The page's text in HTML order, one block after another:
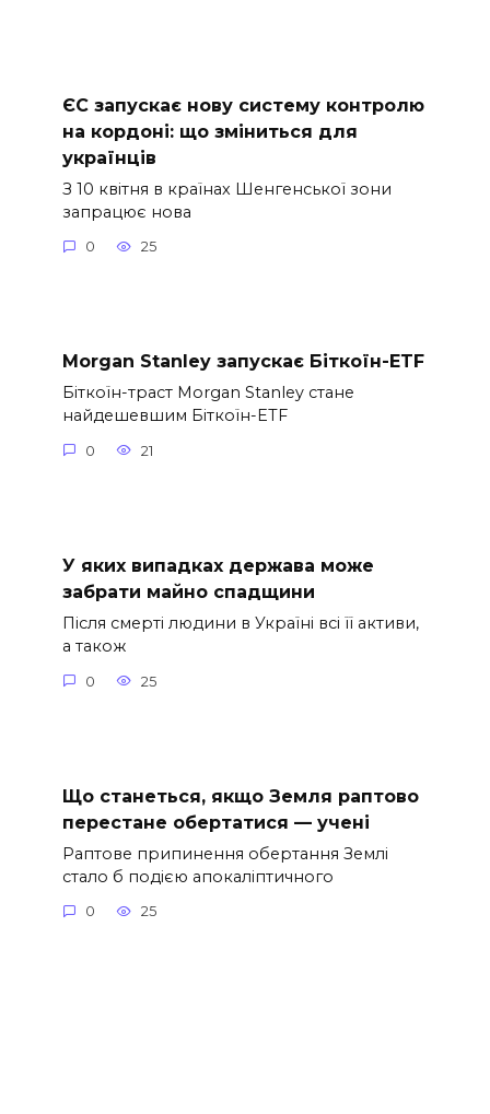
ЄС запускає нову систему контролю
на кордоні: що зміниться для
українців
З 10 квітня в країнах Шенгенської зони
запрацює нова
0 25
Morgan Stanley запускає Біткоїн-ETF
Біткоїн-траст Morgan Stanley стане
найдешевшим Біткоїн-ETF
0 21
У яких випадках держава може
забрати майно спадщини
Після смерті людини в Україні всі її активи,
а також
0 25
Що станеться, якщо Земля раптово
перестане обертатися — учені
Раптове припинення обертання Землі
стало б подією апокаліптичного
0 25